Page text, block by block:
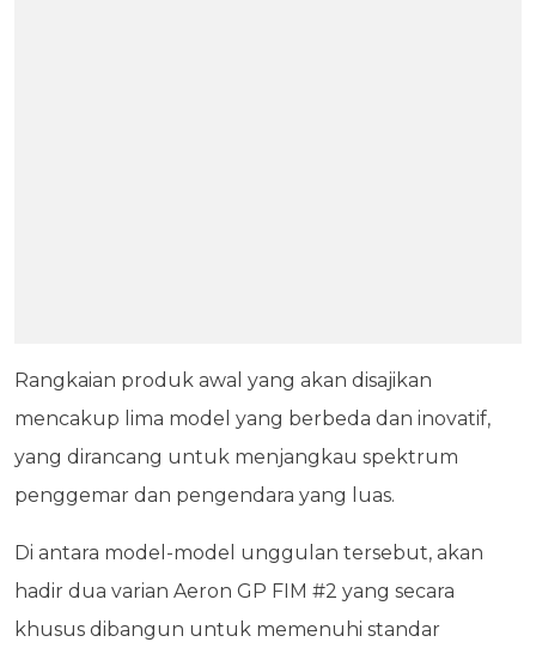
Rangkaian produk awal yang akan disajikan
mencakup lima model yang berbeda dan inovatif,
yang dirancang untuk menjangkau spektrum
penggemar dan pengendara yang luas.
Di antara model-model unggulan tersebut, akan
hadir dua varian Aeron GP FIM #2 yang secara
khusus dibangun untuk memenuhi standar